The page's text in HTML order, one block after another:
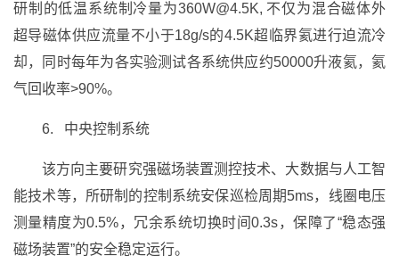
研制的低温系统制冷量为360W@4.5K, 不仅为混合磁体外
超导磁体供应流量不小于18g/s的4.5K超临界氦进行迫流冷
却，同时每年为各实验测试各系统供应约50000升液氦，氦
气回收率>90%。
6. 中央控制系统
该方向主要研究强磁场装置测控技术、大数据与人工智
能技术等，所研制的控制系统安保巡检周期5ms，线圈电压
测量精度为0.5%，冗余系统切换时间0.3s，保障了“稳态强
磁场装置”的安全稳定运行。